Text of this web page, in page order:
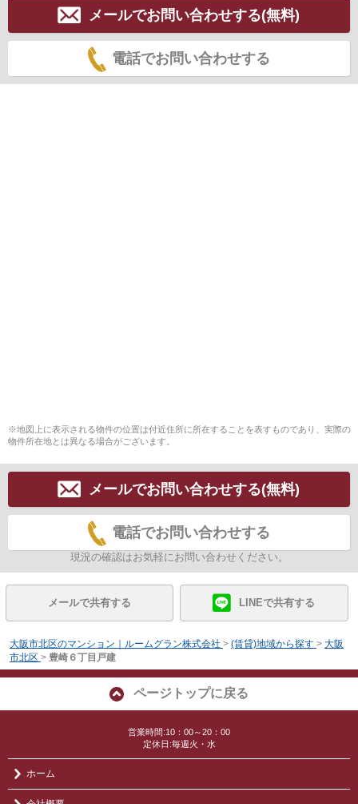
メールでお問い合わせする(無料)
電話でお問い合わせする
※地図上に表示される物件の位置は付近住所に所在することを表すものであり、実際の
物件所在地とは異なる場合がございます。
メールでお問い合わせする(無料)
電話でお問い合わせする
現況の確認はお気軽にお問い合わせください。
メールで共有する LINEで共有する
大阪市北区のマンション｜ルームグラン株式会社 > (賃貸)地域から探す > 大阪
市北区 > 豊崎６丁目戸建
ページトップに戻る
営業時間:10：00～20：00
定休日:毎週火・水
ホーム